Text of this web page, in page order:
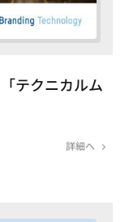
テクニカルム
詳細へ